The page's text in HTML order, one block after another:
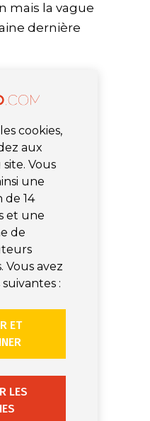
mais la vague
dernière
cookies,
aux
Vous
une
de 14
et une
de
Vous avez
suivantes :
ET
LES